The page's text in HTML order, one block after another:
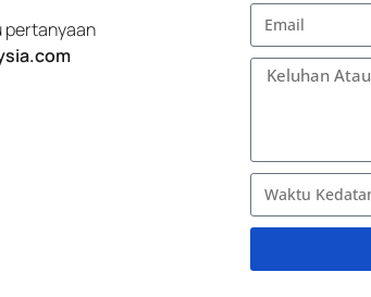
pertanyaan